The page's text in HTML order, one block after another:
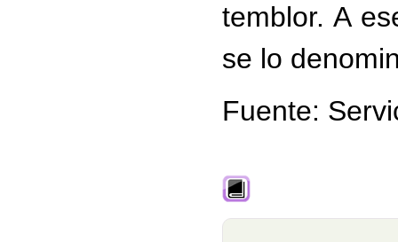
temblor. A
se lo
Fuente: